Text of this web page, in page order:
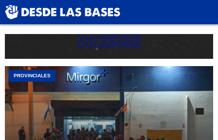
PROVINCIALES